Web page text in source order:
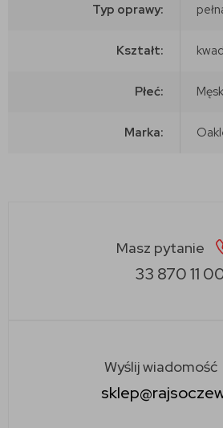
Typ oprawy:
Kształt:
Płeć:
Marka:
Masz pytanie
33 870 11
Wyślij wiadomość